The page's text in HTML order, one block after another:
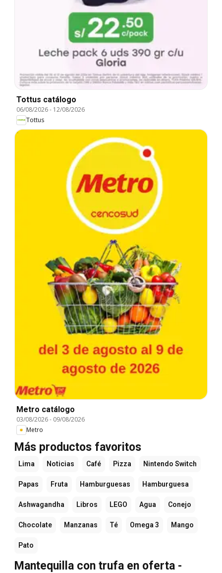
Tottus catálogo
06/08/2026- 12/08/2026
Tottus
Metro catálogo
03/08/2026- 09/08/2026
Metro
Más productos favoritos
Lima Noticias Café Pizza Nintendo Switch
Papas Fruta Hamburguesas Hamburguesa
Ashwagandha Libros LEGO Agua Conejo
Chocolate Manzanas Té Omega 3 Mango
Pato
Mantequilla con trufa en oferta -